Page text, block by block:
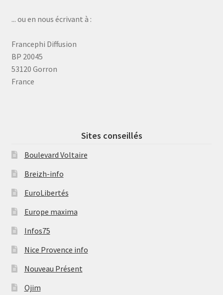
... ou en nous écrivant à :
Francephi Diffusion
BP 20045
53120 Gorron
France
Sites conseillés
Boulevard Voltaire
Breizh-info
EuroLibertés
Europe maxima
Infos75
Nice Provence info
Nouveau Présent
Ojim